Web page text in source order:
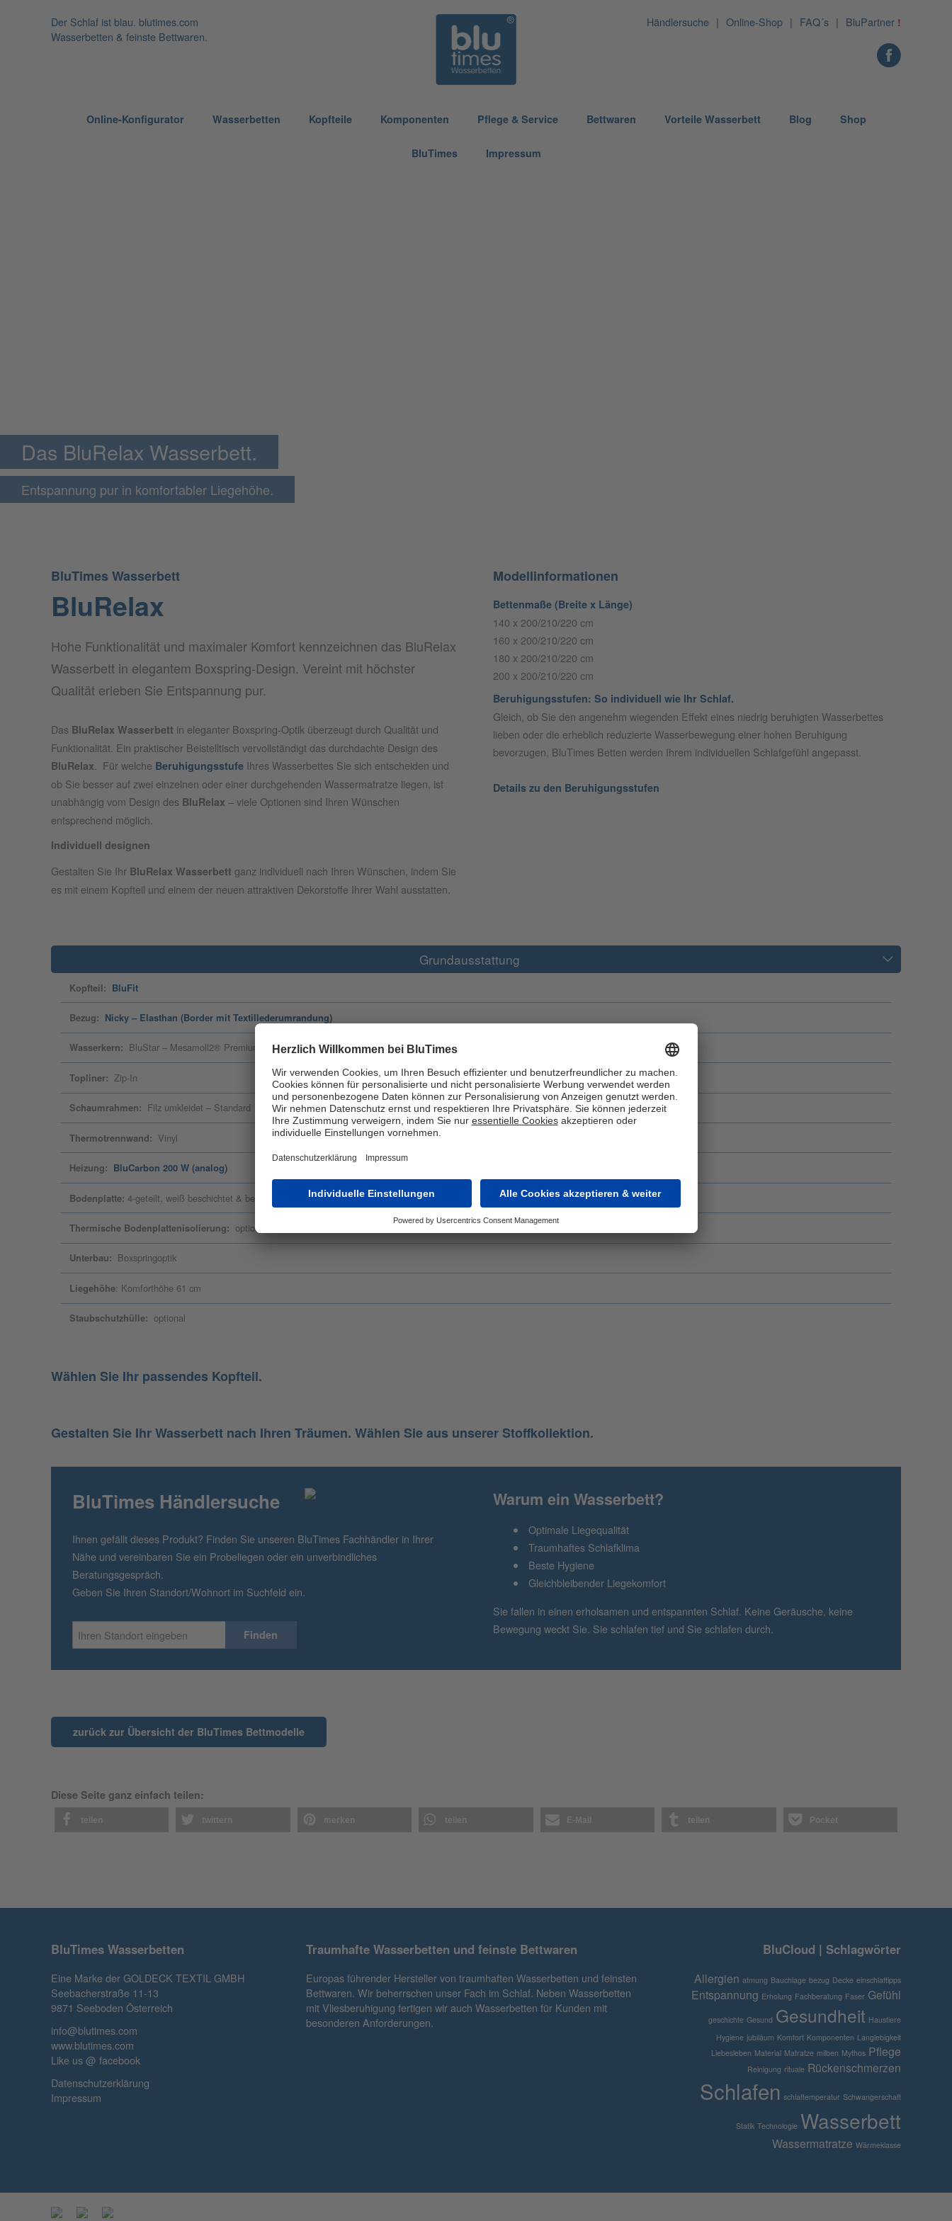
Der Schlaf ist blau. blutimes.com
Wasserbetten & feinste Bettwaren.
Händlersuche Online-Shop FAQ´s BluPartner !
Online-Konfigurator Wasserbetten Kopfteile Komponenten Pflege & Service Bettwaren Vorteile Wasserbett Blog Shop
BluTimes Impressum
Das BluRelax Wasserbett.
Entspannung pur in komfortabler Liegehöhe.
BluTimes Wasserbett
BluRelax
Hohe Funktionalität und maximaler Komfort kennzeichnen das BluRelax
Wasserbett in elegantem Boxspring-Design. Vereint mit höchster
Qualität erleben Sie Entspannung pur.
Das BluRelax Wasserbett in eleganter Boxspring-Optik überzeugt durch Qualität und
Funktionalität. Ein praktischer Beistelltisch vervollständigt das durchdachte Design des
BluRelax . Für welche Beruhigungsstufe Ihres Wasserbettes Sie sich entscheiden und
ob Sie besser auf zwei einzelnen oder einer durchgehenden Wassermatratze liegen, ist
unabhängig vom Design des BluRelax – viele Optionen sind Ihren Wünschen
entsprechend möglich.
Individuell designen
Gestalten Sie Ihr BluRelax Wasserbett ganz individuell nach Ihren Wünschen, indem Sie
es mit einem Kopfteil und einem der neuen attraktiven Dekorstoffe Ihrer Wahl ausstatten.
Modellinformationen
Bettenmaße (Breite x Länge)
140 x 200/210/220 cm
160 x 200/210/220 cm
180 x 200/210/220 cm
200 x 200/210/220 cm
Beruhigungsstufen: So individuell wie Ihr Schlaf.
Gleich, ob Sie den angenehm wiegenden Effekt eines niedrig beruhigten Wasserbettes
lieben oder die erheblich reduzierte Wasserbewegung einer hohen Beruhigung
bevorzugen, BluTimes Betten werden Ihrem individuellen Schlafgefühl angepasst.
Details zu den Beruhigungsstufen
Grundausstattung
Kopfteil: BluFit
Bezug: Nicky – Elasthan (Border mit Textillederumrandung)
Wasserkern: BluStar – Mesamoll2® Premiumqualität
Topliner: Zip-In
Schaumrahmen: Filz umkleidet – Standard
Thermotrennwand: Vinyl
Heizung: BluCarbon 200 W (analog)
Bodenplatte: 4-geteilt, weiß beschichtet & bekantet
Thermische Bodenplattenisolierung: optional
Unterbau: Boxspringoptik
Liegehöhe: Komforthöhe 61 cm
Staubschutzhülle: optional
Wählen Sie Ihr passendes Kopfteil.
Gestalten Sie Ihr Wasserbett nach Ihren Träumen. Wählen Sie aus unserer Stoffkollektion.
BluTimes Händlersuche
Ihnen gefällt dieses Produkt? Finden Sie unseren BluTimes Fachhändler in Ihrer
Nähe und vereinbaren Sie ein Probeliegen oder ein unverbindliches
Beratungsgespräch.
Geben Sie Ihren Standort/Wohnort im Suchfeld ein.
Warum ein Wasserbett?
Optimale Liegequalität
Traumhaftes Schlafklima
Beste Hygiene
Gleichbleibender Liegekomfort
Sie fallen in einen erholsamen und entspannten Schlaf. Keine Geräusche, keine
Bewegung weckt Sie. Sie schlafen tief und Sie schlafen durch.
zurück zur Übersicht der BluTimes Bettmodelle
Diese Seite ganz einfach teilen:
teilen twittern merken teilen E-Mail teilen Pocket
BluTimes Wasserbetten
Eine Marke der GOLDECK TEXTIL GMBH
Seebacherstraße 11-13
9871 Seeboden Österreich
info@blutimes.com
www.blutimes.com
Like us @ facebook
Datenschutzerklärung
Impressum
Traumhafte Wasserbetten und feinste Bettwaren
Europas führender Hersteller von traumhaften Wasserbetten und feinsten
Bettwaren. Wir beherrschen unser Fach im Schlaf. Neben Wasserbetten
mit Vliesberuhigung fertigen wir auch Wasserbetten für Kunden mit
besonderen Anforderungen.
BluCloud | Schlagwörter
Allergien atmung Bauchlage bezug Decke einschlaftipps
Entspannung Erholung Fachberatung Faser Gefühl
geschichte Gesund Gesundheit Haustiere
Hygiene jubiläum Komfort Komponenten Langlebigkeit
Liebesleben Material Matratze milben Mythos Pflege
Reinigung rituale Rückenschmerzen
Schlafen schlaftemperatur Schwangerschaft
Statik Technologie Wasserbett
Wassermatratze Wärmeklasse